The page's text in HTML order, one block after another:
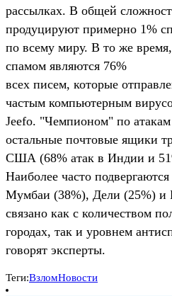
рассылках. В общей
продуцируют примерно 1%
по всему миру. В то же
спамом являются 76%
всех писем, которые
частым компьютерным
Jeefo. "Чемпионом" по
остальные почтовые ящики
США (68% атак в Индии и
Наиболее часто
Мумбаи (38%), Дели (25%) и
связано как с количеством
городах, так и уровнем
говорят эксперты.
Теги:ВзломНовости